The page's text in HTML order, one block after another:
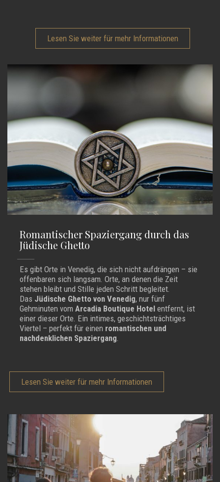
Lesen Sie weiter für mehr Informationen
Romantischer Spaziergang durch das
Jüdische Ghetto
Es gibt Orte in Venedig, die sich nicht aufdrängen – sie
offenbaren sich langsam. Orte, an denen die Zeit
stehen bleibt und Stille jeden Schritt begleitet.
Das Jüdische Ghetto von Venedig, nur fünf
Gehminuten vomArcadia Boutique Hotel entfernt, ist
einer dieser Orte. Ein intimes, geschichtsträchtiges
Viertel – perfekt für einen romantischen und
nachdenklichen Spaziergang
Lesen Sie weiter für mehr Informationen